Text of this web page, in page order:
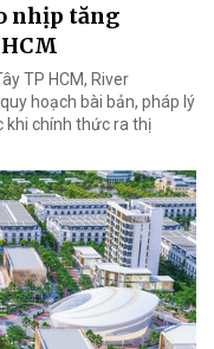
nhịp tăng
TP HCM, River
hoạch bài bản, pháp lý
khi chính thức ra thị